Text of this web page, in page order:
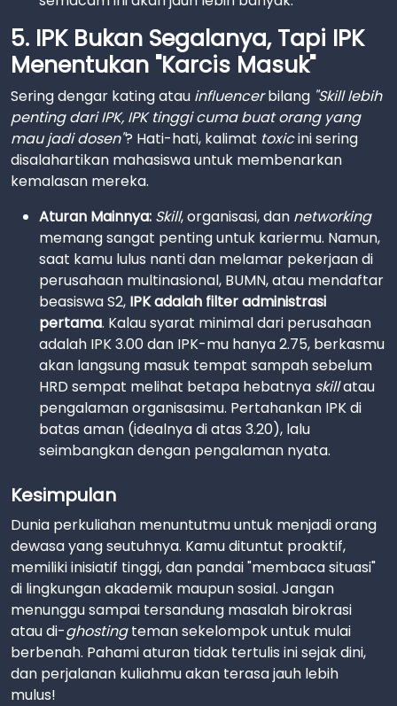
5. IPK Bukan Segalanya, Tapi IPK
Menentukan "Karcis Masuk"
Sering dengar kating atau influencerbilang "Skill lebih
penting dari IPK, IPK tinggi cuma buat orang yang
mau jadi dosen"? Hati-hati, kalimat toxicini sering
disalahartikan mahasiswa untuk membenarkan
kemalasan mereka.
Aturan Mainnya: Skill, organisasi, dan networking
memang sangat penting untuk kariermu. Namun,
saat kamu lulus nanti dan melamar pekerjaan di
perusahaan multinasional, BUMN, atau mendaftar
beasiswa S2, IPK adalah filter administrasi
pertama. Kalau syarat minimal dari perusahaan
adalah IPK 3.00 dan IPK-mu hanya 2.75, berkasmu
akan langsung masuk tempat sampah sebelum
HRD sempat melihat betapa hebatnya skillatau
pengalaman organisasimu. Pertahankan IPK di
batas aman (idealnya di atas 3.20), lalu
seimbangkan dengan pengalaman nyata.
Kesimpulan
Dunia perkuliahan menuntutmu untuk menjadi orang
dewasa yang seutuhnya. Kamu dituntut proaktif,
memiliki inisiatif tinggi, dan pandai "membaca situasi"
di lingkungan akademik maupun sosial. Jangan
menunggu sampai tersandung masalah birokrasi
atau di-ghostingteman sekelompok untuk mulai
berbenah. Pahami aturan tidak tertulis ini sejak dini,
dan perjalanan kuliahmu akan terasa jauh lebih
mulus!